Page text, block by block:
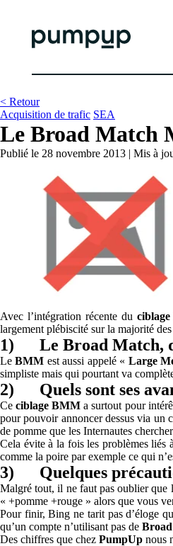
< Retour
Acquisition de trafic SEA
Le Broad Match
Publié le 28 novembre 2013 | Mis à
Avec l’intégration récente du
largement plébiscité sur la majorité
1) Le Broad Match,
LeBMM est aussi appelé « Large
simpliste mais qui pourtant va
2) Quels sont ses
Ce ciblage BMM a surtout pour
pour pouvoir annoncer dessus via un
de pomme que les Internautes
Cela évite à la fois les problèmes liés
comme la poire par exemple ce qui
3) Quelques
Malgré tout, il ne faut pas oublier que
« +pomme +rouge » alors que vous
Pour finir, Bing ne tarit pas d’éloge
qu’un compte n’utilisant pas de
Des chiffres que chez PumpUp nous